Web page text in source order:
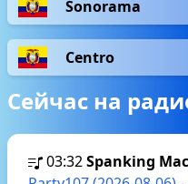
Sonorama
Centro
Сейчас на
03:32Spanking